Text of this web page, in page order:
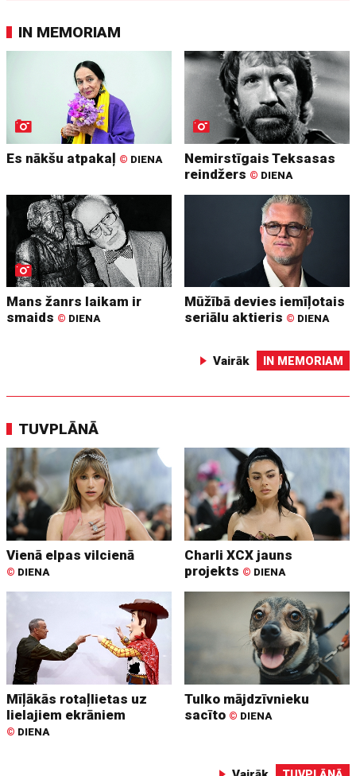
IN MEMORIAM
Es nākšu atpakaļ © DIENA
Nemirstīgais Teksasas
reindžers © DIENA
Mans žanrs laikam ir
smaids © DIENA
Mūžībā devies iemīļotais
seriālu aktieris © DIENA
Vairāk IN MEMORIAM
TUVPLĀNĀ
Vienā elpas vilcienā
© DIENA
Charli XCX jauns
projekts © DIENA
Mīļākās rotaļlietas uz
lielajiem ekrāniem
© DIENA
Tulko mājdzīvnieku
sacīto © DIENA